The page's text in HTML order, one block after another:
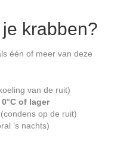
V
i
d
krabben?
één of meer van deze
van de ruit)
of lager
(condens op de ruit)
’s nachts)